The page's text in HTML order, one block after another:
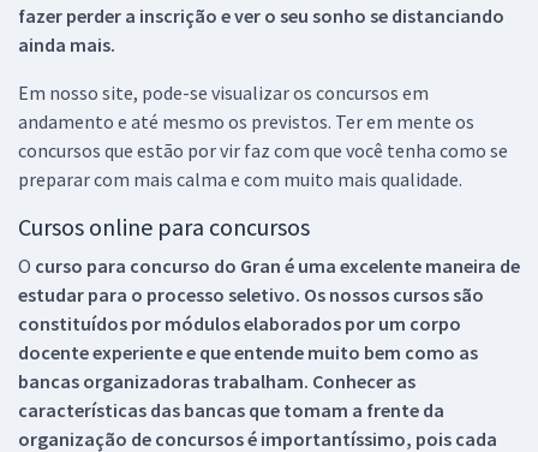
fazer perder a inscrição e ver o seu sonho se distanciando
ainda mais.
Em nosso site, pode-se visualizar os concursos em
andamento e até mesmo os previstos. Ter em mente os
concursos que estão por vir faz com que você tenha como se
preparar com mais calma e com muito mais qualidade.
Cursos online para concursos
O curso para concurso do Gran é uma excelente maneira de
estudar para o processo seletivo. Os nossos cursos são
constituídos por módulos elaborados por um corpo
docente experiente e que entende muito bem como as
bancas organizadoras trabalham. Conhecer as
características das bancas que tomam a frente da
organização de concursos é importantíssimo, pois cada